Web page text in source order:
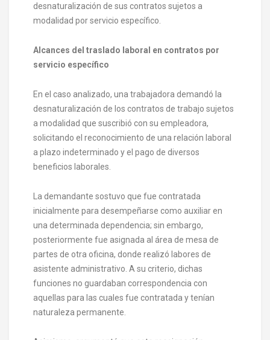
desnaturalización de sus contratos sujetos a
modalidad por servicio específico.
Alcances del traslado laboral en contratos por
servicio específico
En el caso analizado, una trabajadora demandó la
desnaturalización de los contratos de trabajo sujetos
a modalidad que suscribió con su empleadora,
solicitando el reconocimiento de una relación laboral
a plazo indeterminado y el pago de diversos
beneficios laborales.
La demandante sostuvo que fue contratada
inicialmente para desempeñarse como auxiliar en
una determinada dependencia; sin embargo,
posteriormente fue asignada al área de mesa de
partes de otra oficina, donde realizó labores de
asistente administrativo. A su criterio, dichas
funciones no guardaban correspondencia con
aquellas para las cuales fue contratada y tenían
naturaleza permanente.